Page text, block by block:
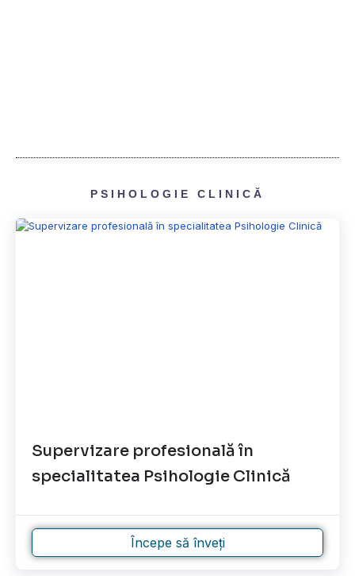
PSIHOLOGIE CLINICĂ
Supervizare profesională în
specialitatea Psihologie Clinică
Începe să înveți